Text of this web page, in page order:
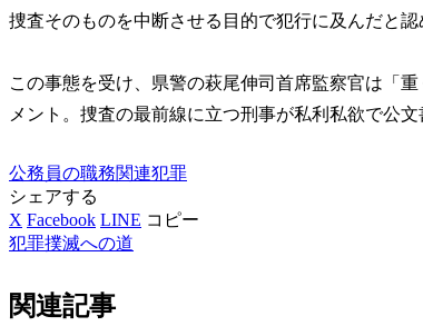
捜査そのものを中断させる目的で犯行に及んだと認
この事態を受け、県警の萩尾伸司首席監察官は「
メント。捜査の最前線に立つ刑事が私利私欲で公
公務員の職務関連犯罪
シェアする
X Facebook LINE コピー
犯罪撲滅への道
関連記事